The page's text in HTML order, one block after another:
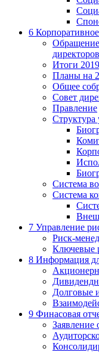
6
Обращение
директоров
Итоги
Планы на
Общее
Совет
Правление
Структура
Система
Система
7 Управление
Риск-
Ключевые
8 Информация
Долговые
9 Финасовая
Заявление